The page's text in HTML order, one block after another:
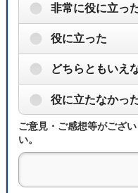
非常に役に立っ
役に立った
どちらともいえ
役に立たなかっ
ご意見・ご感想等がござ
い。